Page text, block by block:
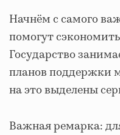
Начнём с самого
помогут
Государство
планов поддержки
на это выделены
Важная ремарка: